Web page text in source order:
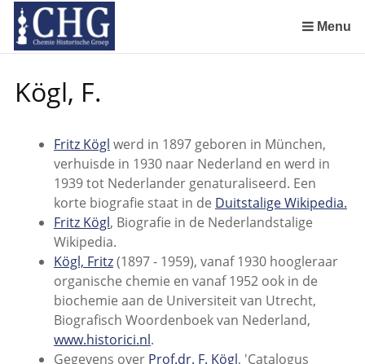
links
over
naar
de
Spring
naar
het
menu
Menu
Kögl, F.
Fritz Kögl werd in 1897 geboren in München,
verhuisde in 1930 naar Nederland en werd in
1939 tot Nederlander genaturaliseerd. Een
korte biografie staat in de Duitstalige Wikipedia.
Fritz Kögl, Biografie in de Nederlandstalige
Wikipedia.
Kögl, Fritz(1897 - 1959), vanaf 1930 hoogleraar
organische chemie en vanaf 1952 ook in de
biochemie aan de Universiteit van Utrecht,
Biografisch Woordenboek van Nederland,
www.historici.nl.
Gegevens over Prof.dr. F. Kögl, 'Catalogus